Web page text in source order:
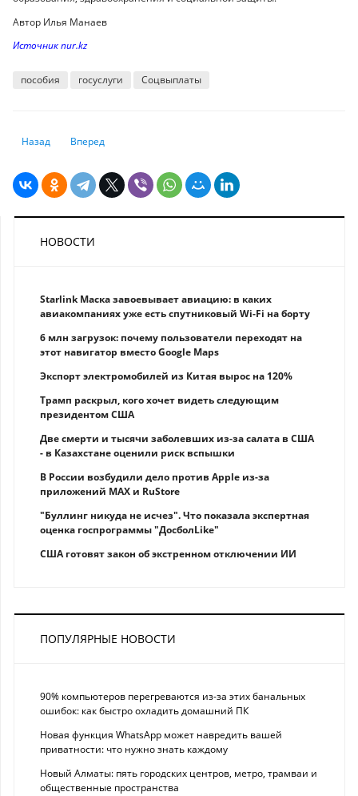
Автор Илья Манаев
Источник nur.kz
пособия госуслуги Соцвыплаты
Предыдущий: Как рассчитать земельный налог в РК в 2023 году
Назад Следующий: Какие правила аренды помогут защитить
Вперед
НОВОСТИ
Starlink Маска завоевывает авиацию: в каких
авиакомпаниях уже есть спутниковый Wi-Fi на борту
6 млн загрузок: почему пользователи переходят на
этот навигатор вместо Google Maps
Экспорт электромобилей из Китая вырос на 120%
Трамп раскрыл, кого хочет видеть следующим
президентом США
Две смерти и тысячи заболевших из-за салата в США
- в Казахстане оценили риск вспышки
В России возбудили дело против Apple из-за
приложений MAX и RuStore
"Буллинг никуда не исчез". Что показала экспертная
оценка госпрограммы "ДосболLike"
США готовят закон об экстренном отключении ИИ
ПОПУЛЯРНЫЕ НОВОСТИ
90% компьютеров перегреваются из-за этих банальных
ошибок: как быстро охладить домашний ПК
Новая функция WhatsApp может навредить вашей
приватности: что нужно знать каждому
Новый Алматы: пять городских центров, метро, трамваи и
общественные пространства